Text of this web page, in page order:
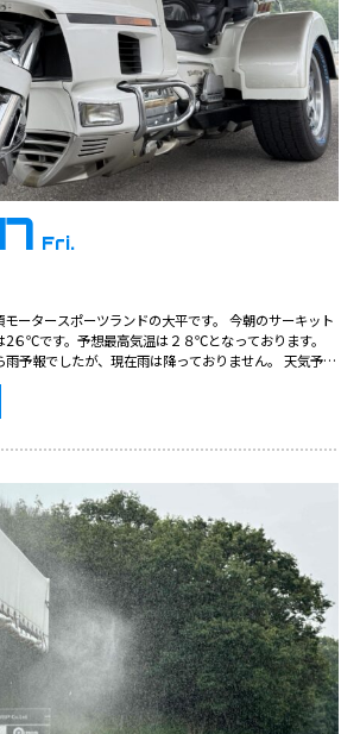
Fri.
ータースポーツランドの大平です。 今朝のサーキット
2６℃です。予想最高気温は２８℃となっております。
予報でしたが、現在雨は降っておりません。 天気予報
い状況ですが、どんどん時間が後ろにずれ込んでいる